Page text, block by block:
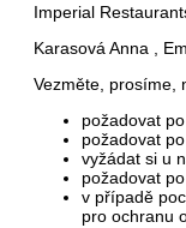
Imperial
Karasová Anna ,
Vezměte, prosíme,
požadovat
požadovat
vyžádat si u
požadovat
v případě
pro ochranu